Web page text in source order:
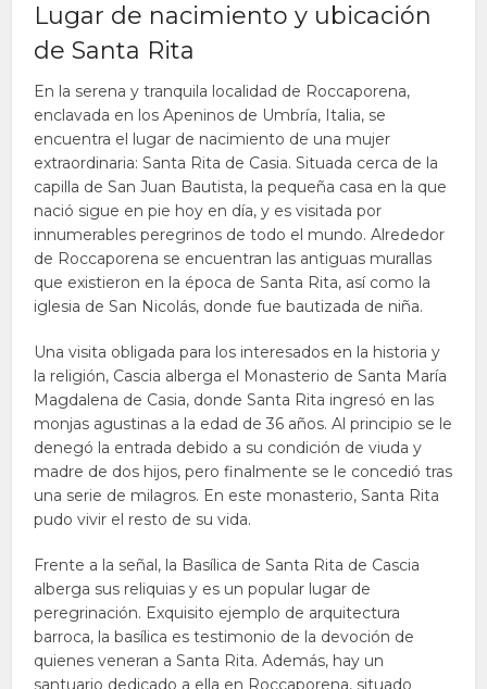
Lugar de nacimiento y ubicación
de Santa Rita
En la serena y tranquila localidad de Roccaporena,
enclavada en los Apeninos de Umbría, Italia, se
encuentra el lugar de nacimiento de una mujer
extraordinaria: Santa Rita de Casia. Situada cerca de la
capilla de San Juan Bautista, la pequeña casa en la que
nació sigue en pie hoy en día, y es visitada por
innumerables peregrinos de todo el mundo. Alrededor
de Roccaporena se encuentran las antiguas murallas
que existieron en la época de Santa Rita, así como la
iglesia de San Nicolás, donde fue bautizada de niña.
Una visita obligada para los interesados en la historia y
la religión, Cascia alberga el Monasterio de Santa María
Magdalena de Casia, donde Santa Rita ingresó en las
monjas agustinas a la edad de 36 años. Al principio se le
denegó la entrada debido a su condición de viuda y
madre de dos hijos, pero finalmente se le concedió tras
una serie de milagros. En este monasterio, Santa Rita
pudo vivir el resto de su vida.
Frente a la señal, la Basílica de Santa Rita de Cascia
alberga sus reliquias y es un popular lugar de
peregrinación. Exquisito ejemplo de arquitectura
barroca, la basílica es testimonio de la devoción de
quienes veneran a Santa Rita. Además, hay un
santuario dedicado a ella en Roccaporena, situado